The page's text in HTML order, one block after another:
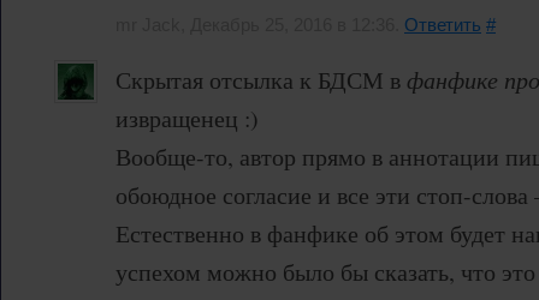
Ответить #
Скрытая отсылка к БДСМ в фанфике
извращенец :)
Вообще-то, автор прямо в аннотации
обоюдное согласие и все эти стоп-
Естественно в фанфике об этом будет
успехом можно было бы сказать, что